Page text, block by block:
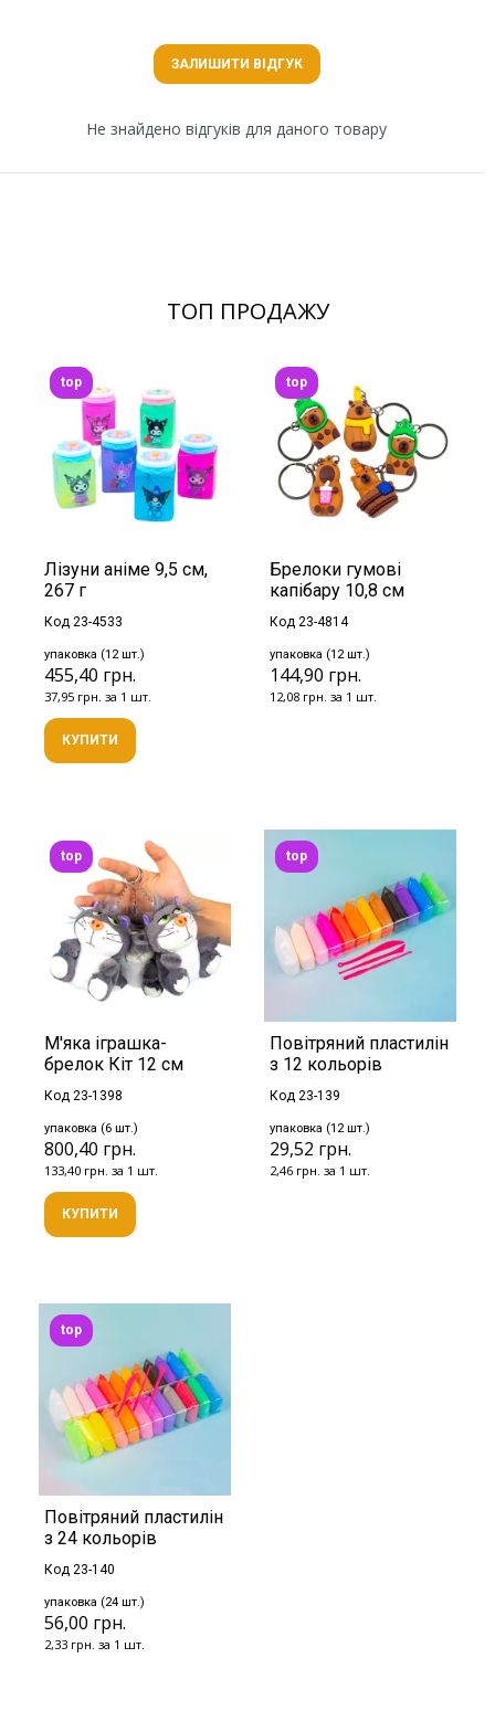
ЗАЛИШИТИ ВІДГУК
Не знайдено відгуків для даного товару
ТОП ПРОДАЖУ
Лізуни аніме 9,5 см,
267 г
Код 23-4533
упаковка (12 шт.)
455,40 грн.
37,95 грн. за 1 шт.
top
КУПИТИ
Брелоки гумові
капібару 10,8 см
Код 23-4814
упаковка (12 шт.)
144,90 грн.
12,08 грн. за 1 шт.
top
М'яка іграшка-
брелок Кіт 12 см
Код 23-1398
упаковка (6 шт.)
800,40 грн.
133,40 грн. за 1 шт.
top
КУПИТИ
Повітряний пластилін
з 12 кольорів
Код 23-139
упаковка (12 шт.)
29,52 грн.
2,46 грн. за 1 шт.
top
Повітряний пластилін
з 24 кольорів
Код 23-140
упаковка (24 шт.)
56,00 грн.
2,33 грн. за 1 шт.
top